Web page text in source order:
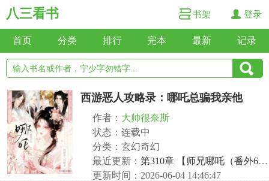
八三看书 书架 登录
首页 分类 排行 完本 最新 记录
西游恶人攻略录：哪吒总骗我亲他
作者： 大帅很奈斯
状态：连载中
分类：玄幻奇幻
最近更新： 第310章 【师兄哪吒（番外6）】倒是越来越有意思了。
更新时间：2026-06-04 14:46:47